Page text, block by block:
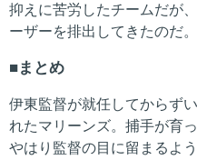
抑えに苦労したチームだが
ーザーを排出してきたのだ。
まとめ
伊東監督が就任してからず
れたマリーンズ。捕手が育
やはり監督の目に留まるよ